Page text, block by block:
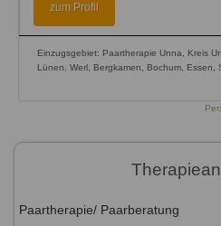
zum Profil
Einzugsgebiet: Paartherapie Unna, Kreis
Lünen, Werl, Bergkamen, Bochum, Essen,
Paartherapie/ Paarberatung